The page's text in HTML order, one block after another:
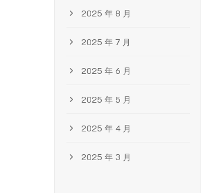
2025 年 8 月
2025 年 7 月
2025 年 6 月
2025 年 5 月
2025 年 4 月
2025 年 3 月